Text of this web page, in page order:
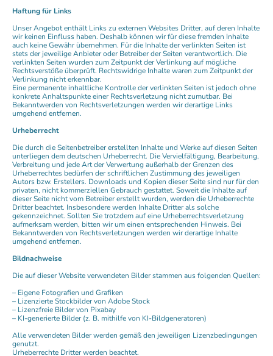
Haftung für Links
Unser Angebot enthält Links zu externen Websites Dritter, auf deren Inhalte
wir keinen Einfluss haben. Deshalb können wir für diese fremden Inhalte
auch keine Gewähr übernehmen. Für die Inhalte der verlinkten Seiten ist
stets der jeweilige Anbieter oder Betreiber der Seiten verantwortlich. Die
verlinkten Seiten wurden zum Zeitpunkt der Verlinkung auf mögliche
Rechtsverstöße überprüft. Rechtswidrige Inhalte waren zum Zeitpunkt der
Verlinkung nicht erkennbar.
Eine permanente inhaltliche Kontrolle der verlinkten Seiten ist jedoch ohne
konkrete Anhaltspunkte einer Rechtsverletzung nicht zumutbar. Bei
Bekanntwerden von Rechtsverletzungen werden wir derartige Links
umgehend entfernen.
Urheberrecht
Die durch die Seitenbetreiber erstellten Inhalte und Werke auf diesen Seiten
unterliegen dem deutschen Urheberrecht. Die Vervielfältigung, Bearbeitung,
Verbreitung und jede Art der Verwertung außerhalb der Grenzen des
Urheberrechtes bedürfen der schriftlichen Zustimmung des jeweiligen
Autors bzw. Erstellers. Downloads und Kopien dieser Seite sind nur für den
privaten, nicht kommerziellen Gebrauch gestattet. Soweit die Inhalte auf
dieser Seite nicht vom Betreiber erstellt wurden, werden die Urheberrechte
Dritter beachtet. Insbesondere werden Inhalte Dritter als solche
gekennzeichnet. Sollten Sie trotzdem auf eine Urheberrechtsverletzung
aufmerksam werden, bitten wir um einen entsprechenden Hinweis. Bei
Bekanntwerden von Rechtsverletzungen werden wir derartige Inhalte
umgehend entfernen.
Bildnachweise
Die auf dieser Website verwendeten Bilder stammen aus folgenden Quellen:
– Eigene Fotografien und Grafiken
– Lizenzierte Stockbilder von Adobe Stock
– Lizenzfreie Bilder von Pixabay
– KI-generierte Bilder (z. B. mithilfe von KI-Bildgeneratoren)
Alle verwendeten Bilder werden gemäß den jeweiligen Lizenzbedingungen
genutzt.
Urheberrechte Dritter werden beachtet.